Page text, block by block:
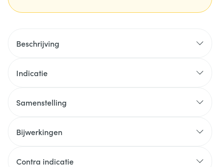
Beschrijving
Indicatie
Samenstelling
Bijwerkingen
Contra indicatie